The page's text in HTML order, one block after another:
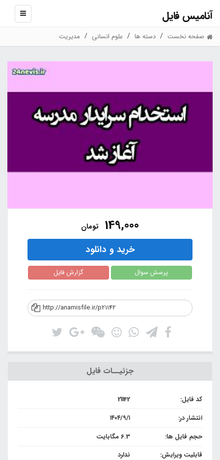
آنامیس فایل
نمایش
صفحه نخست دسته ها علوم انسانی مدیریت
149,000 تومان
خرید و دانلود
پرسش سوال گزارش فایل
http://anamisfile.ir/p21142
جزئیــات فایل
کد فایل:
21142
انتشار در:
۱۴۰۴/۹/۱
حجم فایل ها:
6.3 مگابایت
قابلیت ویرایش:
ندلرد